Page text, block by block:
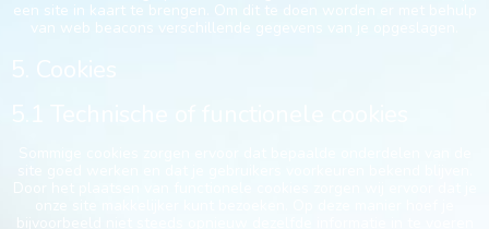
een site in kaart te brengen. Om dit te doen worden er met behulp
van web beacons verschillende gegevens van je opgeslagen.
5. Cookies